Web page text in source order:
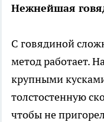
Нежнейшая
С говядиной
метод работает.
крупными
толстостенную
чтобы не